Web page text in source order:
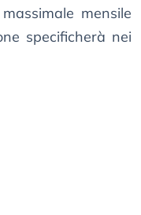
mensile
specificherà nei